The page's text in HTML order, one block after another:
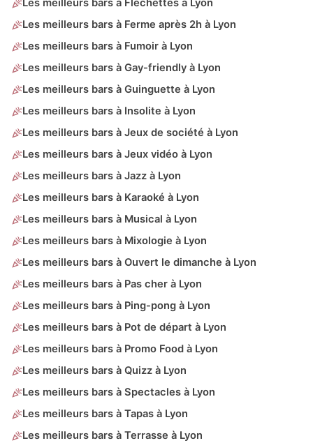
Les meilleurs bars à Fléchettes à Lyon
Les meilleurs bars à Ferme après 2h à Lyon
Les meilleurs bars à Fumoir à Lyon
Les meilleurs bars à Gay-friendly à Lyon
Les meilleurs bars à Guinguette à Lyon
Les meilleurs bars à Insolite à Lyon
Les meilleurs bars à Jeux de société à Lyon
Les meilleurs bars à Jeux vidéo à Lyon
Les meilleurs bars à Jazz à Lyon
Les meilleurs bars à Karaoké à Lyon
Les meilleurs bars à Musical à Lyon
Les meilleurs bars à Mixologie à Lyon
Les meilleurs bars à Ouvert le dimanche à Lyon
Les meilleurs bars à Pas cher à Lyon
Les meilleurs bars à Ping-pong à Lyon
Les meilleurs bars à Pot de départ à Lyon
Les meilleurs bars à Promo Food à Lyon
Les meilleurs bars à Quizz à Lyon
Les meilleurs bars à Spectacles à Lyon
Les meilleurs bars à Tapas à Lyon
Les meilleurs bars à Terrasse à Lyon